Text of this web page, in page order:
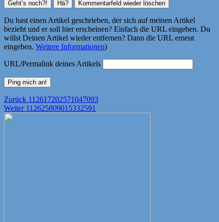
Du hast einen Artikel geschrieben, der sich auf meinen Artikel
bezieht und er soll hier erscheinen? Einfach die URL eingeben. Du
willst Deinen Artikel wieder entfernen? Dann die URL erneut
eingeben. Weitere Informationen)
URL/Permalink deines Artikels
Beitragsnavigation
Zurück Vorheriger
Beitrag:
112617202571047093
Weiter Nächster
112625809015332591